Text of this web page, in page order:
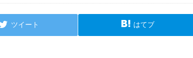
ツイート はてブ